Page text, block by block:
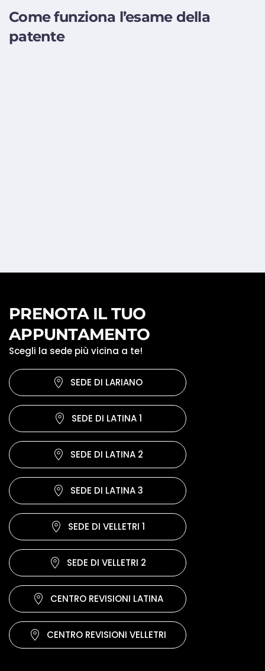
Come funziona l’esame della
patente
PRENOTA IL TUO
APPUNTAMENTO
Scegli la sede più vicina a te!
SEDE DI LARIANO
SEDE DI LATINA 1
SEDE DI LATINA 2
SEDE DI LATINA 3
SEDE DI VELLETRI 1
SEDE DI VELLETRI 2
CENTRO REVISIONI LATINA
CENTRO REVISIONI VELLETRI